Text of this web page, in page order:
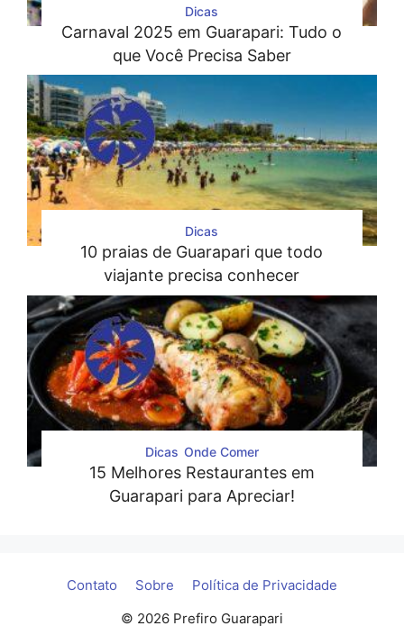
Dicas
Carnaval 2025 em Guarapari: Tudo o
que Você Precisa Saber
Dicas
10 praias de Guarapari que todo
viajante precisa conhecer
Dicas Onde Comer
15 Melhores Restaurantes em
Guarapari para Apreciar!
Contato Sobre Política de Privacidade